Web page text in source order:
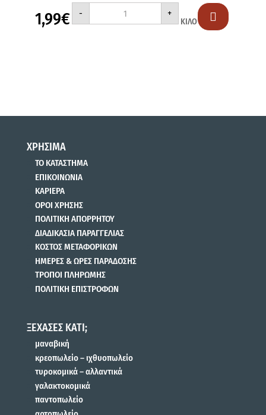
1,99€ -
ΦΡΑΟΥΛΕΣ
+
ΚΙΛΟ 
ΧΡΗΣΙΜΑ
ΤΟ ΚΑΤΑΣΤΗΜΑ
ΕΠΙΚΟΙΝΩΝΙΑ
ΚΑΡΙΕΡΑ
ΟΡΟΙ ΧΡΗΣΗΣ
ΠΟΛΙΤΙΚΗ ΑΠΟΡΡΗΤΟΥ
ΔΙΑΔΙΚΑΣΙΑ ΠΑΡΑΓΓΕΛΙΑΣ
ΚΟΣΤΟΣ ΜΕΤΑΦΟΡΙΚΩΝ
ΗΜΕΡΕΣ & ΩΡΕΣ ΠΑΡΑΔΟΣΗΣ
ΤΡΟΠΟΙ ΠΛΗΡΩΜΗΣ
ΠΟΛΙΤΙΚΗ ΕΠΙΣΤΡΟΦΩΝ
ΞΕΧΑΣΕΣ ΚΑΤΙ;
μαναβική
κρεοπωλείο – ιχθυοπωλείο
τυροκομικά – αλλαντικά
γαλακτοκομικά
παντοπωλείο